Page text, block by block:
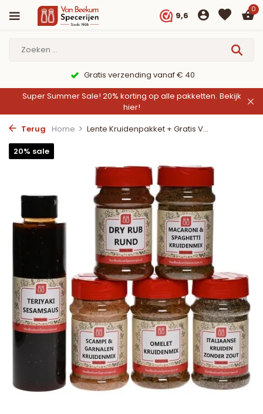
9,6
0
Gratis verzending vanaf € 40
Super Summer Sale! 20% korting op alle pakketten. Bekijk
hier!
Terug
Home
Lente Kruidenpakket + Gratis V...
20% sale